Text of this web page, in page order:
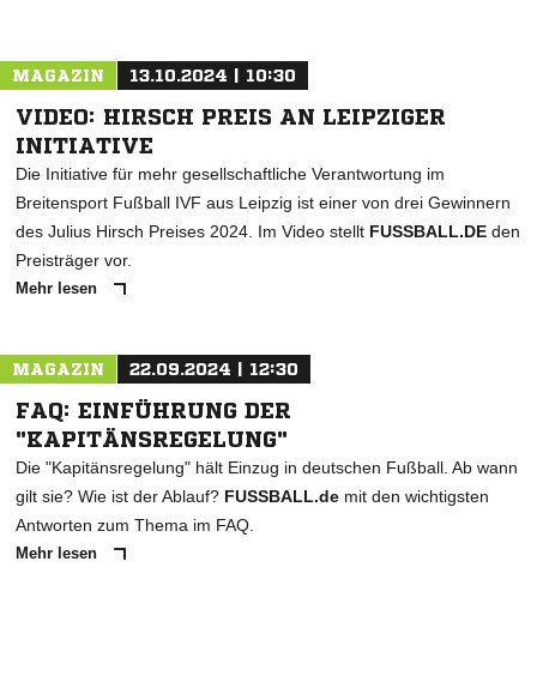
MAGAZIN 13.10.2024 | 10:30
VIDEO: HIRSCH PREIS AN LEIPZIGER
INITIATIVE
Die Initiative für mehr gesellschaftliche Verantwortung im
Breitensport Fußball IVF aus Leipzig ist einer von drei Gewinnern
des Julius Hirsch Preises 2024. Im Video stellt FUSSBALL.DE den
Preisträger vor.
Mehr lesen
MAGAZIN 22.09.2024 | 12:30
FAQ: EINFÜHRUNG DER
"KAPITÄNSREGELUNG"
Die "Kapitänsregelung" hält Einzug in deutschen Fußball. Ab wann
gilt sie? Wie ist der Ablauf? FUSSBALL.de mit den wichtigsten
Antworten zum Thema im FAQ.
Mehr lesen